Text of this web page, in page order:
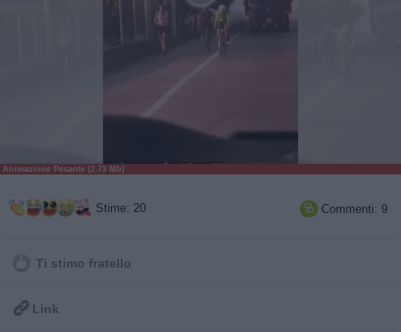
Animazione Pesante (2.73 Mb)
Stime: 20  Commenti: 9
Ti stimo fratello
 Link